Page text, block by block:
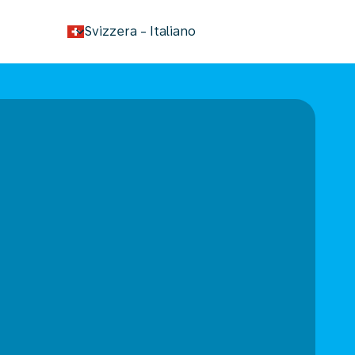
Svizzera - Italiano
keyboard_arrow_down